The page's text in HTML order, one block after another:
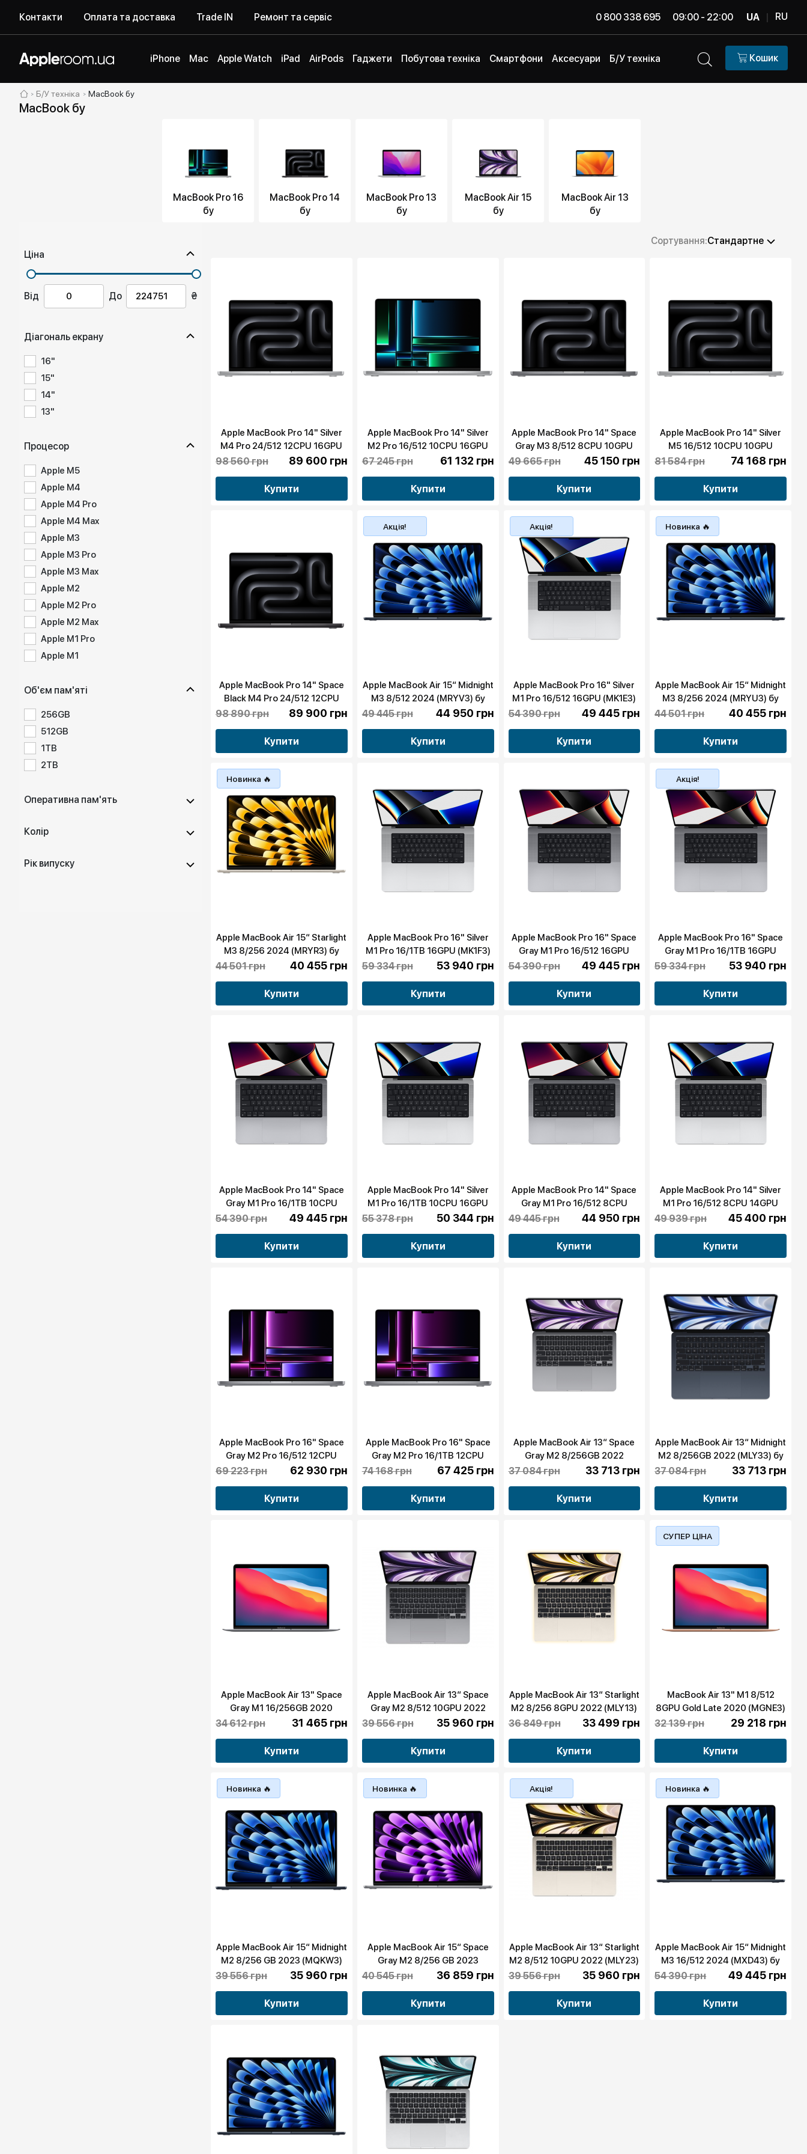
Контакти Оплата та доставка Trade IN Ремонт та сервіс 0 800 338 695 09:00 - 22:00 UA | RU
iPhone Mac Apple Watch iPad AirPods Гаджети Побутова техніка Смартфони Аксесуари Б/У техніка Кошик
Б/У техніка MacBook бу
MacBook бу
MacBook Pro 16
бу
MacBook Pro 14
бу
MacBook Pro 13
бу
MacBook Air 15
бу
MacBook Air 13
бу
Ціна
Від До ₴
Діагональ екрану
16"
15"
14"
13"
Процесор
Apple M5
Apple M4
Apple M4 Pro
Apple M4 Max
Apple M3
Apple M3 Pro
Apple M3 Max
Apple M2
Apple M2 Pro
Apple M2 Max
Apple M1 Pro
Apple M1
Об'єм пам'яті
256GB
512GB
1TB
2TB
Оперативна пам'ять
Колір
Рік випуску
Сортування:Стандартне
Apple MacBook Pro 14" Silver
M4 Pro 24/512 12CPU 16GPU
(MX2E3) 2024 бу
98 560 грн 89 600 грн
Купити
Apple MacBook Pro 14" Silver
M2 Pro 16/512 10CPU 16GPU
(MPHH3) 2023 бу
67 245 грн 61 132 грн
Купити
Apple MacBook Pro 14" Space
Gray M3 8/512 8CPU 10GPU
(MTL73) 2023 бу
49 665 грн 45 150 грн
Купити
Apple MacBook Pro 14" Silver
M5 16/512 10CPU 10GPU
(MDE44) 2025 бу
81 584 грн 74 168 грн
Купити
Apple MacBook Pro 14" Space
Black M4 Pro 24/512 12CPU
16GPU (MX2H3) 2024 бу
98 890 грн 89 900 грн
Купити
Акція!
Apple MacBook Air 15“ Midnight
M3 8/512 2024 (MRYV3) бу
49 445 грн 44 950 грн
Купити
Акція!
Apple MacBook Pro 16" Silver
M1 Pro 16/512 16GPU (MK1E3)
2021 бу
54 390 грн 49 445 грн
Купити
Новинка 🔥
Apple MacBook Air 15“ Midnight
M3 8/256 2024 (MRYU3) бу
44 501 грн 40 455 грн
Купити
Новинка 🔥
Apple MacBook Air 15“ Starlight
M3 8/256 2024 (MRYR3) бу
44 501 грн 40 455 грн
Купити
Apple MacBook Pro 16" Silver
M1 Pro 16/1TB 16GPU (MK1F3)
2021 бу
59 334 грн 53 940 грн
Купити
Apple MacBook Pro 16" Space
Gray M1 Pro 16/512 16GPU
(MK183) 2021 бу
54 390 грн 49 445 грн
Купити
Акція!
Apple MacBook Pro 16" Space
Gray M1 Pro 16/1TB 16GPU
(MK193) 2021 бу
59 334 грн 53 940 грн
Купити
Apple MacBook Pro 14" Space
Gray M1 Pro 16/1TB 10CPU
16GPU (MKGQ3) 2021 бу
54 390 грн 49 445 грн
Купити
Apple MacBook Pro 14" Silver
M1 Pro 16/1TB 10CPU 16GPU
(MKGT3) 2021 бу
55 378 грн 50 344 грн
Купити
Apple MacBook Pro 14" Space
Gray M1 Pro 16/512 8CPU
14GPU (MKGP3) 2021 бу
49 445 грн 44 950 грн
Купити
Apple MacBook Pro 14" Silver
M1 Pro 16/512 8CPU 14GPU
(MKGR3) 2021 бу
49 939 грн 45 400 грн
Купити
Apple MacBook Pro 16" Space
Gray M2 Pro 16/512 12CPU
19GPU 2023 (MNW83) бу
69 223 грн 62 930 грн
Купити
Apple MacBook Pro 16" Space
Gray M2 Pro 16/1TB 12CPU
19GPU 2023 (MNW93) бу
74 168 грн 67 425 грн
Купити
Apple MacBook Air 13“ Space
Gray M2 8/256GB 2022
(MLXW3) бу
37 084 грн 33 713 грн
Купити
Apple MacBook Air 13“ Midnight
M2 8/256GB 2022 (MLY33) бу
37 084 грн 33 713 грн
Купити
Apple MacBook Air 13" Space
Gray M1 16/256GB 2020
(Z124000FK) бу
34 612 грн 31 465 грн
Купити
Apple MacBook Air 13“ Space
Gray M2 8/512 10GPU 2022
(MLXX3) бу
39 556 грн 35 960 грн
Купити
Apple MacBook Air 13“ Starlight
M2 8/256 8GPU 2022 (MLY13)
36 849 грн 33 499 грн
Купити
Акція!
СУПЕР ЦІНА
MacBook Air 13" M1 8/512
8GPU Gold Late 2020 (MGNE3)
32 139 грн 29 218 грн
Купити
Новинка 🔥
Apple MacBook Air 15“ Midnight
M2 8/256 GB 2023 (MQKW3)
39 556 грн 35 960 грн
Купити
Новинка 🔥
Apple MacBook Air 15“ Space
Gray M2 8/256 GB 2023
(MQKP3) бу
40 545 грн 36 859 грн
Купити
Акція!
Apple MacBook Air 13“ Starlight
M2 8/512 10GPU 2022 (MLY23)
39 556 грн 35 960 грн
Купити
Новинка 🔥
Apple MacBook Air 15“ Midnight
M3 16/512 2024 (MXD43) бу
54 390 грн 49 445 грн
Купити